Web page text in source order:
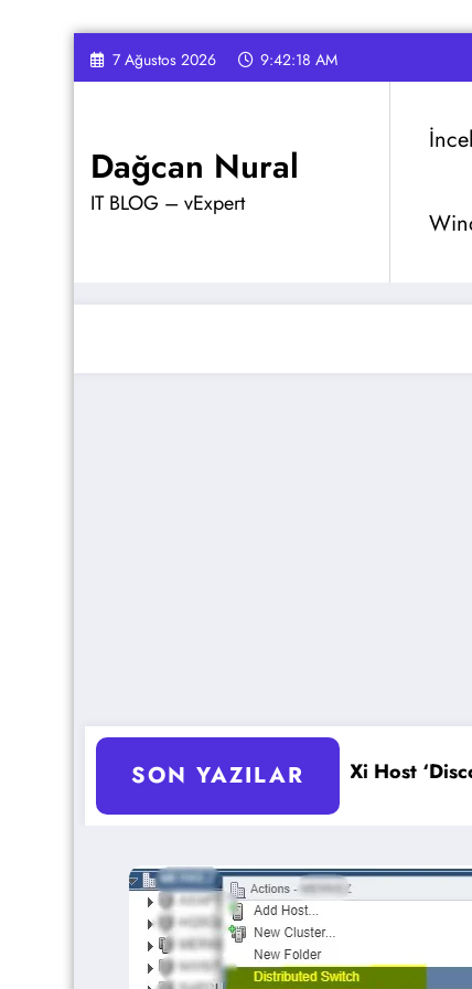
İçeriğe
atla
7 Ağustos 2026 9:42:19 AM
Dağcan Nural
IT BLOG – vExpert
SON YAZILAR
ESXi Host ‘Disconnected’ Sorunu Çözümü